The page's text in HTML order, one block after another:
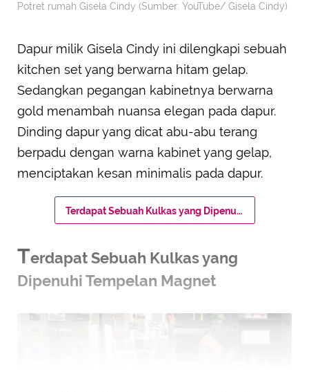
Potret rumah Gisela Cindy (Sumber: YouTube/ Gisela Cindy)
Dapur milik Gisela Cindy ini dilengkapi sebuah
kitchen set yang berwarna hitam gelap.
Sedangkan pegangan kabinetnya berwarna
gold menambah nuansa elegan pada dapur.
Dinding dapur yang dicat abu-abu terang
berpadu dengan warna kabinet yang gelap,
menciptakan kesan minimalis pada dapur.
Terdapat Sebuah Kulkas yang Dipenuhi Tempelan Magnet
Terdapat Sebuah Kulkas yang
Dipenuhi Tempelan Magnet